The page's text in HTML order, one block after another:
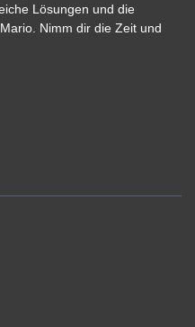
Lösungen und die
Nimm dir die Zeit und